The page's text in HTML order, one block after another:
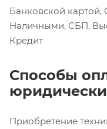
Банковской картой,
Наличными, СБП,
Кредит
Способы
Приобретение